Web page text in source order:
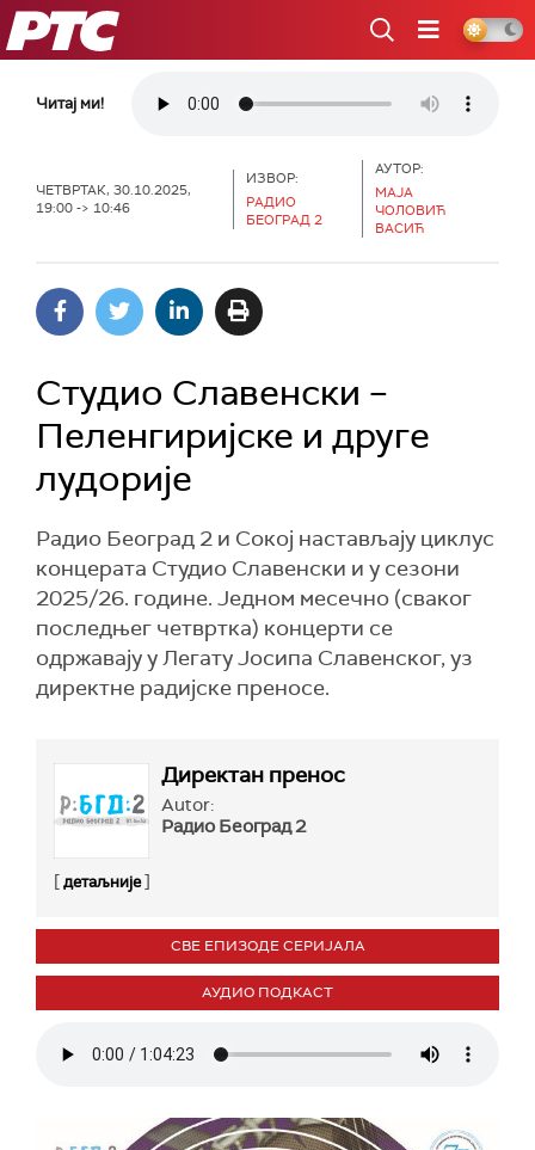
РТС
Читај ми!
ЧЕТВРТАК, 30.10.2025,
19:00 -> 10:46
ИЗВОР:
РАДИО
БЕОГРАД 2
АУТОР:
МАЈА
ЧОЛОВИЋ
ВАСИЋ
Студио Славенски –
Пеленгиријске и друге
лудорије
Радио Београд 2 и Сокој настављају циклус
концерата Студио Славенски и у сезони
2025/26. године. Једном месечно (сваког
последњег четвртка) концерти се
одржавају у Легату Јосипа Славенског, уз
директне радијске преносе.
Директан пренос
Autor:
Радио Београд 2
[детаљније]
СВЕ ЕПИЗОДЕ СЕРИЈАЛА
АУДИО ПОДКАСТ